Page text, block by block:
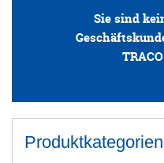
ANFRAGE
ONLINE-SHOP
Sie sind
Produktkategorien